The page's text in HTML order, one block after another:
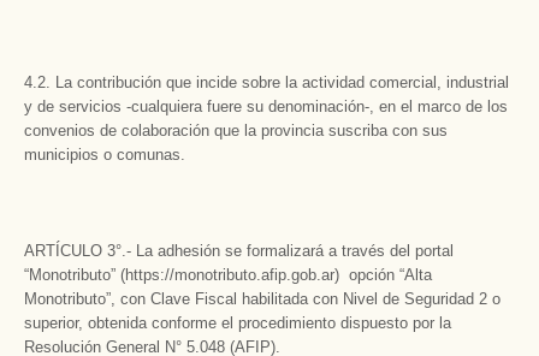
4.2. La contribución que incide sobre la actividad comercial, industrial
y de servicios -cualquiera fuere su denominación-, en el marco de los
convenios de colaboración que la provincia suscriba con sus
municipios o comunas.
ARTÍCULO 3°.- La adhesión se formalizará a través del portal
“Monotributo” (https://monotributo.afip.gob.ar) opción “Alta
Monotributo”, con Clave Fiscal habilitada con Nivel de Seguridad 2 o
superior, obtenida conforme el procedimiento dispuesto por la
Resolución General N° 5.048 (AFIP).